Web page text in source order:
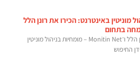
מוניטין באינטרנט: הכירו את רונן הלל
בתחום
רונן הלל ו־Monitin Net – מומחיות בניהול מוניטין
החיפוש